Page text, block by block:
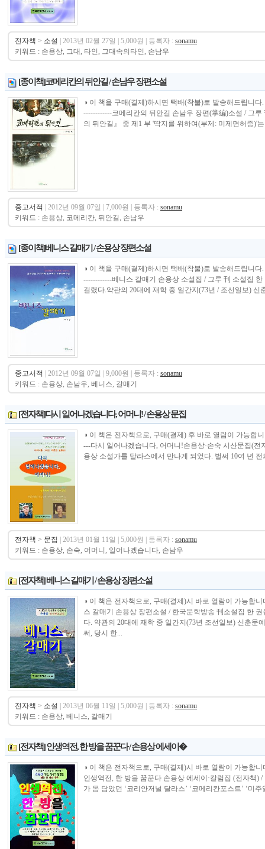
전자책 > 소설 | 2013년 02월 27일 | 5,000원 | 등록자 : sonamu
키워드 : 손용상, 그대, 타인, 그대속의타인, 손남우
[종이책]코메리칸의 뒤안길 / 손남우 장편소설
◑ 이 책을 구매(결제)하시면 택배(착불)로 발송해드립니
------------코메리칸의 뒤안길 손남우 장편(掌編)소설 / 그
의 뒤안길』 중 제1 부 '딱지를 위하여(부제: 미제면허증)'
중고서적 | 2012년 09월 07일 | 7,000원 | 등록자 : sonamu
키워드 : 손용상, 코메리칸, 뒤안길, 손남우
[종이책]베니스 갈매기 / 손용상 장편소설
◑ 이 책을 구매(결제)하시면 택배(착불)로 발송해드립니
------------베니스 갈매기 손용상 소설집 / 그루 刊 소설집
걸렸다.약관의 20대에 재학 중 일간지(73년 / 조선일보) 신
중고서적 | 2012년 09월 07일 | 9,000원 | 등록자 : sonamu
키워드 : 손용상, 손남우, 베니스, 갈매기
[전자책]다시 일어나겠습니다, 어머니! / 손용상 문집
◑ 이 책은 전자책으로, 구매(결제) 후 바로 열람이 가능합
---다시 일어나겠습니다, 어머니!손용상·손숙 시산문집(
용상 소설가를 달라스에서 만나게 되었다. 벌써 10여 년
전자책 > 문집 | 2013년 01월 11일 | 5,000원 | 등록자 : sonamu
키워드 : 손용상, 손숙, 어머니, 일어나겠습니다, 손남우
[전자책] 베니스 갈매기 / 손용상 장편소설
◑ 이 책은 전자책으로, 구매(결제)시 바로 열람이 가능합
스 갈매기 손용상 장편소설 / 한국문학방송 刊소설집 한
다. 약관의 20대에 재학 중 일간지(73년 조선일보) 신춘문
써, 당시 한...
전자책 > 소설 | 2013년 06월 11일 | 5,000원 | 등록자 : sonamu
키워드 : 손용상, 베니스, 갈매기
[전자책] 인생역전, 한 방을 꿈꾼다 / 손용상 에세이�
◑ 이 책은 전자책으로, 구매(결제)시 바로 열람이 가능합
인생역전, 한 방을 꿈꾼다 손용상 에세이·칼럼집 (전자책)
가 몸 담았던 ‘코리안저널 달라스’ ‘코메리칸포스트’ ‘미